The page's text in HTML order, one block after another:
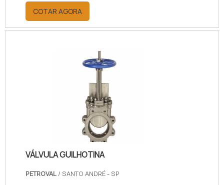
vedação dessas máquinas
industriais. Com isso, pode-se dizer
que a distribuidora comercializa
lubrificantes, resíduos e gases, além
de impedir que outros materiais
poluentes passem do ambiente
externo para o interno da
máquina.Os materiais de vedação
industrial comercializados podem
ser fabricados em diferentes .
COTAR AGORA
VÁLVULA GUILHOTINA
PETROVAL / SANTO ANDRÉ - SP